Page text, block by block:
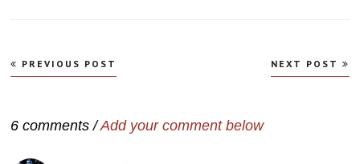
Navegação
de
PREVIOUS POST NEXT POST
6 comments /Add your comment below